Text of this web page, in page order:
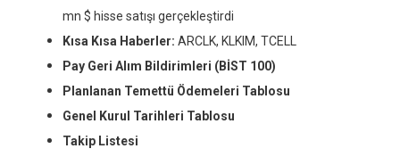
mn $ hisse satışı gerçekleştirdi
Kısa Kısa Haberler: ARCLK, KLKIM, TCELL
Pay Geri Alım Bildirimleri (BİST 100)
Planlanan Temettü Ödemeleri Tablosu
Genel Kurul Tarihleri Tablosu
Takip Listesi